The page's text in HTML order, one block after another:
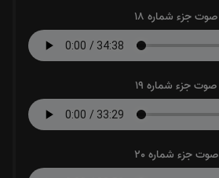
صوت جزء شماره 18
صوت جزء شماره 19
صوت جزء شماره 20